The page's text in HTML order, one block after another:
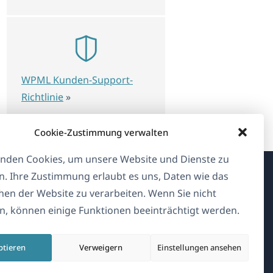
Cookie-Zustimmung verwalten
Cookies, um unsere Website und Dienste zu
Ihre Zustimmung erlaubt es uns, Daten wie das
der Website zu verarbeiten. Wenn Sie nicht
können einige Funktionen beeinträchtigt werden.
Verweigern Einstellungen ansehen
WPML Kunden-Support-
Richtlinie»
Über WPML
DSGVO & Datenschutzrichtlinie
Unserem Team beitreten
in